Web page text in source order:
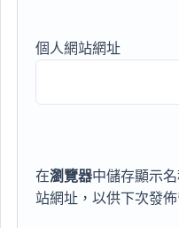
個人網站網址
在瀏覽器中儲存顯示
站網址，以供下次發